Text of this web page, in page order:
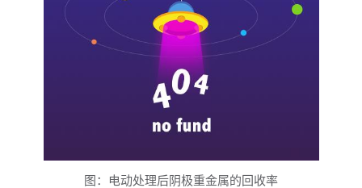
图：电动处理后阴极重金属的回收率